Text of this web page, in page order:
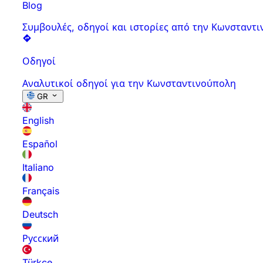
Blog
Συμβουλές, οδηγοί και ιστορίες από την
Οδηγοί
Αναλυτικοί οδηγοί για την Κωνσταντινούπολη
GR
English
Español
Italiano
Français
Deutsch
Русский